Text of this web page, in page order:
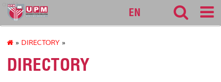
audit
EN
» DIRECTORY »
DIRECTORY